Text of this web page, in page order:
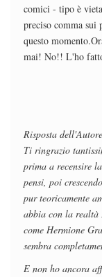
comici - tipo è
preciso comma sui
questo
mai! No!! L'ho
Risposta
Ti ringrazio
prima a recensire
pensi, poi
pur teoricamente
abbia con la realtà
come Hermione
sembra
E non ho ancora